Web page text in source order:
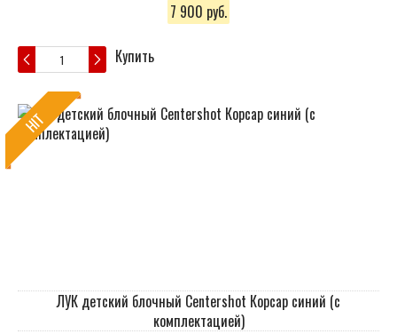
7 900 руб.
Купить
HIT
ЛУК детский блочный Centershot Корсар синий (с
комплектацией)